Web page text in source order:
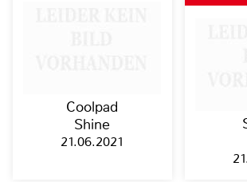
Coolpad
Shine
21.06.2021